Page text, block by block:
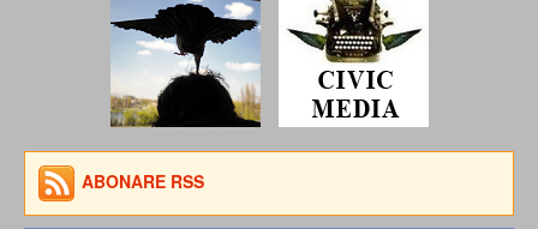
ABONARE RSS